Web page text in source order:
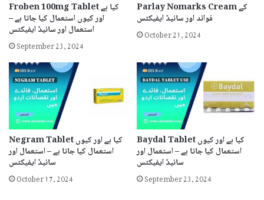
Froben 100mg Tablet کیا ہے
اور کیوں استعمال کیا جاتا ہے –
استعمال اور سائیڈ ایفیکٹس
September 23, 2024
Parlay Nomarks Cream کے
فوائد اور سائیڈ ایفیکٹس
October 21, 2024
Negram Tablet کیا ہے اور کیوں
استعمال کیا جاتا ہے – استعمال اور
سائیڈ ایفیکٹس
October 17, 2024
Baydal Tablet کیا ہے اور کیوں
استعمال کیا جاتا ہے – استعمال اور
سائیڈ ایفیکٹس
September 23, 2024